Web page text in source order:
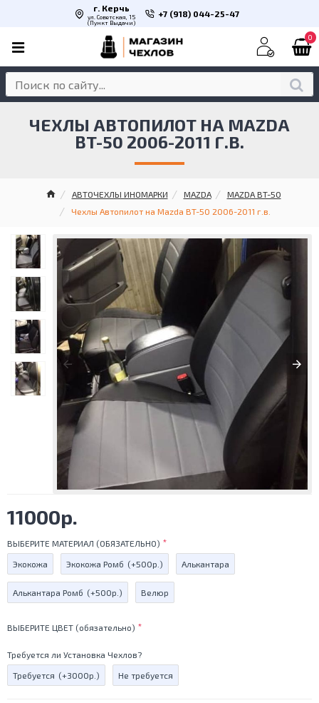
г. Керчь
ул. Советская, 15
(Пункт Выдачи)
+7 (918) 044-25-47
0
АВТОЧЕХЛЫ ИНОМАРКИ MAZDA
MAZDA BT-50
Чехлы Автопилот на Mazda BT-50 2006-2011 г.в.
ЧЕХЛЫ АВТОПИЛОТ НА MAZDA
BT-50 2006-2011 Г.В.
11000р.
ВЫБЕРИТЕ МАТЕРИАЛ (ОБЯЗАТЕЛЬНО)
Экокожа Экокожа Ромб (+500р.) Алькантара
Алькантара Ромб (+500р.) Велюр
ВЫБЕРИТЕ ЦВЕТ (обязательно)
Требуется ли Установка Чехлов?
Требуется (+3000р.) Не требуется